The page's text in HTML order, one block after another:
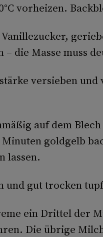
vorheizen.
die Masse muss
versieben
auf dem
goldgelb
lassen.
und gut trocken
ein Drittel der
Die übrige